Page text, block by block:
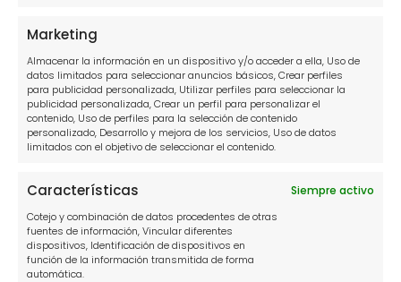
Marketing
Almacenar la información en un dispositivo y/o acceder a ella, Uso de
datos limitados para seleccionar anuncios básicos, Crear perfiles
para publicidad personalizada, Utilizar perfiles para seleccionar la
publicidad personalizada, Crear un perfil para personalizar el
contenido, Uso de perfiles para la selección de contenido
personalizado, Desarrollo y mejora de los servicios, Uso de datos
limitados con el objetivo de seleccionar el contenido.
Características Siempre activo
Cotejo y combinación de datos procedentes de otras
fuentes de información, Vincular diferentes
dispositivos, Identificación de dispositivos en
función de la información transmitida de forma
automática.
Abogados para tus deudas Alicante
Abogados para tus deudas Cádiz
Abogados para tus deudas Las Palmas
Abogados para tus deudas Málaga
Abogados para tus deudas Tenerife
Abogados para tus deudas Valencia